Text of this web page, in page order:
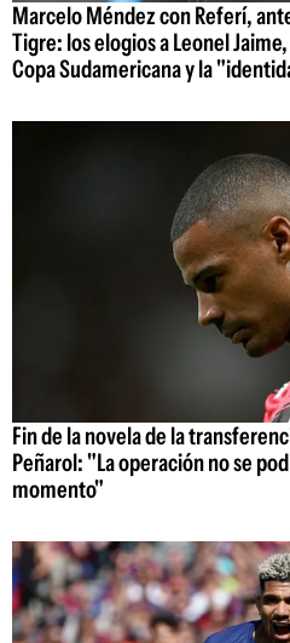
Marcelo Méndez con Referí,
Tigre: los elogios a Leonel
Copa Sudamericana y la
Fin de la novela de la
Peñarol: "La operación no se
momento"